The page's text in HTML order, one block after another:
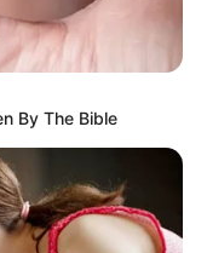
By The Bible